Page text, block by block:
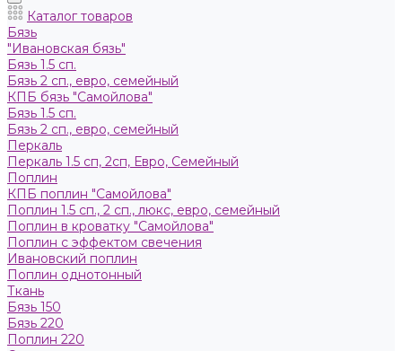
Каталог товаров
Бязь
"Ивановская бязь"
Бязь 1.5 сп.
Бязь 2 сп., евро, семейный
КПБ бязь "Самойлова"
Бязь 1.5 сп.
Бязь 2 сп., евро, семейный
Пeркaль
Перкаль 1.5 сп, 2сп, Евро, Семейный
Поплин
КПБ поплин "Самойлова"
Поплин 1.5 сп., 2 сп., люкс, евро, семейный
Поплин в кроватку "Самойлова"
Поплин с эффектом свечения
Ивановский поплин
Поплин однотонный
Ткань
Бязь 150
Бязь 220
Поплин 220